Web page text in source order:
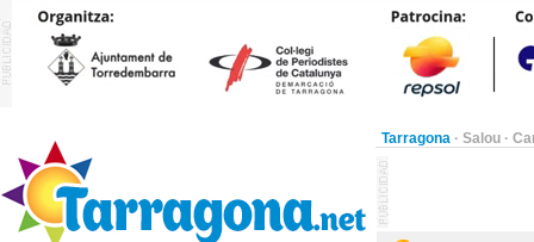
Tarragona · Salou ·